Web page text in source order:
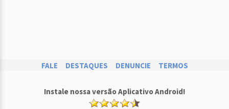
FALE DESTAQUES DENUNCIE TERMOS
Instale nossa versão Aplicativo Android!